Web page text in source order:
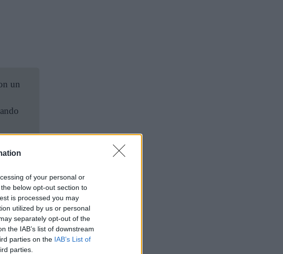
of your personal or
below opt-out section to
is processed you may
utilized by us or personal
separately opt-out of the
the IAB’s list of downstream
parties on the IAB’s List of
parties.
un
Leo